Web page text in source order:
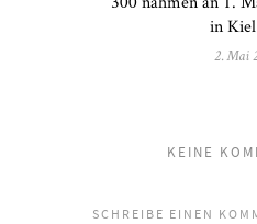
in
2. Mai
KEINE
SCHREIBE EINEN